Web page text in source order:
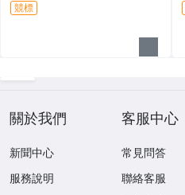
競標
關於我們
新聞中心
服務說明
客服中心
常見問答
聯絡客服